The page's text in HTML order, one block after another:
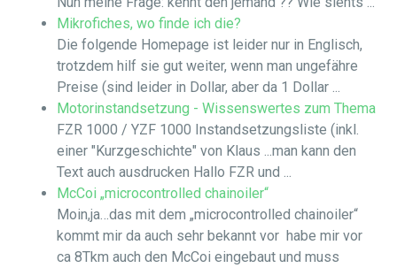
Mikrofiches, wo finde ich die?
Die folgende Homepage ist leider nur in Englisch,
trotzdem hilf sie gut weiter, wenn man ungefähre
Preise (sind leider in Dollar, aber da 1 Dollar ...
Motorinstandsetzung - Wissenswertes zum Thema
FZR 1000 / YZF 1000 Instandsetzungsliste (inkl.
einer "Kurzgeschichte" von Klaus ...man kann den
Text auch ausdrucken Hallo FZR und ...
McCoi „microcontrolled chainoiler“
Moin,ja…das mit dem „microcontrolled chainoiler“
kommt mir da auch sehr bekannt vor habe mir vor
ca 8Tkm auch den McCoi eingebaut und muss